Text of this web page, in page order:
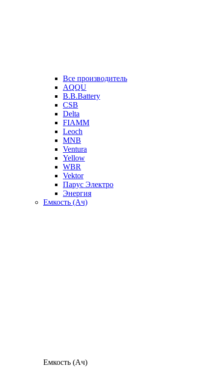
Все производитель
AQQU
B.B.Battery
CSB
Delta
FIAMM
Leoch
MNB
Ventura
Yellow
WBR
Vektor
Парус Электро
Энергия
Емкость (Ач)
Емкость (Ач)